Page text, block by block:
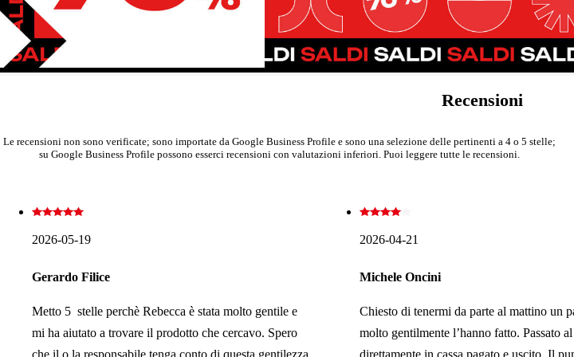
Recensioni
Le recensioni non sono verificate; sono importate da Google Business Profile e sono una selezione delle pertinenti a 4 o 5 stelle;
su Google Business Profile possono esserci recensioni con valutazioni inferiori. Puoi leggere tutte le recensioni.
2026-05-19
Gerardo Filice
Metto 5 stelle perchè Rebecca è stata molto gentile e
mi ha aiutato a trovare il prodotto che cercavo. Spero
che il o la responsabile tenga conto di questa gentilezza
2026-04-21
Michele Oncini
Chiesto di tenermi da parte al mattino un
molto gentilmente l’hanno fatto. Passato
direttamente in cassa pagato e uscito. Il